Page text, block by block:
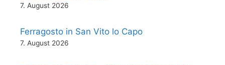
7. August 2026
Ferragosto in San Vito lo Capo
7. August 2026